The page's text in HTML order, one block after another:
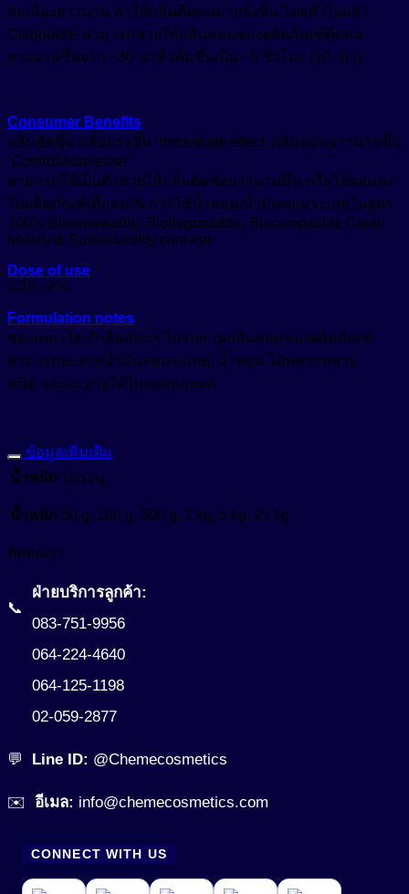
ต่อเนื่องยาวนาน ท้าให้กลิ่นติดทนมากยิ่งขึ้น โดยทั่วไปแล้ว
Citropol ®F สามารถช่วยให้กลิ่นหอมของผลิตภัณฑ์ติดทน
ยาวนานขึ้นจาก ~30 นาที เพิ่มขึ้นเป็น ~5 ชั่วโมง (10 เท่า)
Consumer Benefits
กลิ่นชัดขึ้น กลิ่นแรงขึ้น ‘Immediate effect’ กลิ่นหอมยาวนานขึ้น
‘Controlledrelease’
สามารถใช้เป็นตัวช่วยให้กลิ่นติดชัดยาวนานขึ้น หรือใช้ผสมลง
ในผลิตภัณฑ์เพื่อลด % การใช้น้ำหอม/น้ำมันหอมระเหยในสูตร
100% Biorenewable, Biodegradable, Biocompatible Clean
beauty & Sustainability concept
Dose of use
0.25 –2%
Formulation notes
ของเหลวใส มีกลิ่นอ่อนๆ ไม่รบกวนกลิ่นหอมของผลิตภัณฑ์
สามารถละลายน้ำมันหอมระเหย, น้ำหอม ได้หลากหลาย
ชนิด และละลายได้ในแอลกอฮอล์
ข้อมูลเพิ่มเติม
น้ำหนัก ไม่ระบุ
น้ำหนัก 50 g, 100 g, 500 g, 1 kg, 5 kg, 25 kg
ติดต่อเรา
📞
ฝ่ายบริการลูกค้า:
083-751-9956
064-224-4640
064-125-1198
02-059-2877
💬 Line ID: @Chemecosmetics
✉️ อีเมล: info@chemecosmetics.com
CONNECT WITH US